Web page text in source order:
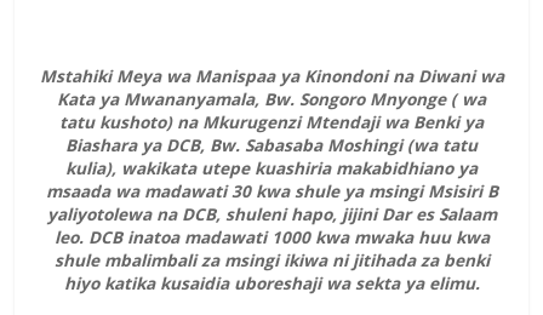
Mstahiki Meya wa Manispaa ya Kinondoni na Diwani wa
Kata ya Mwananyamala, Bw. Songoro Mnyonge ( wa
tatu kushoto) na Mkurugenzi Mtendaji wa Benki ya
Biashara ya DCB, Bw. Sabasaba Moshingi (wa tatu
kulia), wakikata utepe kuashiria makabidhiano ya
msaada wa madawati 30 kwa shule ya msingi Msisiri B
yaliyotolewa na DCB, shuleni hapo, jijini Dar es Salaam
leo. DCB inatoa madawati 1000 kwa mwaka huu kwa
shule mbalimbali za msingi ikiwa ni jitihada za benki
hiyo katika kusaidia uboreshaji wa sekta ya elimu.